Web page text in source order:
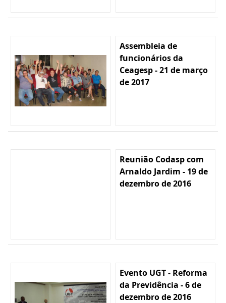
Assembleia de
funcionários da
Ceagesp - 21 de março
de 2017
Reunião Codasp com
Arnaldo Jardim - 19 de
dezembro de 2016
Evento UGT - Reforma
da Previdência - 6 de
dezembro de 2016